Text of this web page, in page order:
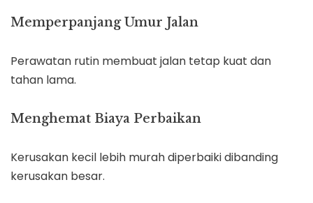
Memperpanjang Umur Jalan
Perawatan rutin membuat jalan tetap kuat dan
tahan lama.
Menghemat Biaya Perbaikan
Kerusakan kecil lebih murah diperbaiki dibanding
kerusakan besar.